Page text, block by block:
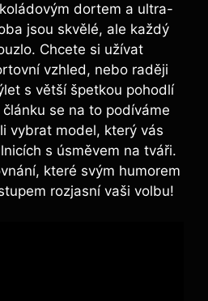
dortem a ultra-
jsou skvělé, ale každý
Chcete si užívat
vzhled, nebo raději
s větší špetkou pohodlí
se na to podíváme
vybrat model, který vás
s úsměvem na tváři.
které svým humorem
rozjasní vaši volbu!